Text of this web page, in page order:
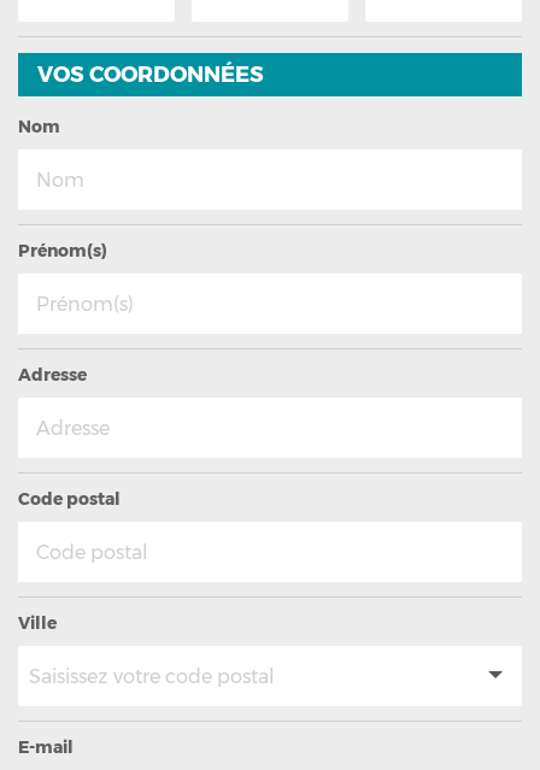
Assurance entreprise
VOS COORDONNÉES
Nom
Prénom(s)
Adresse
Code postal
Ville
E-mail